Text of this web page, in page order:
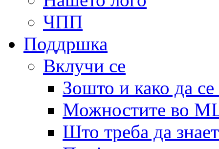
ЧПП
Поддршка
Вклучи се
Зошто и како да
Можностите во
Што треба да